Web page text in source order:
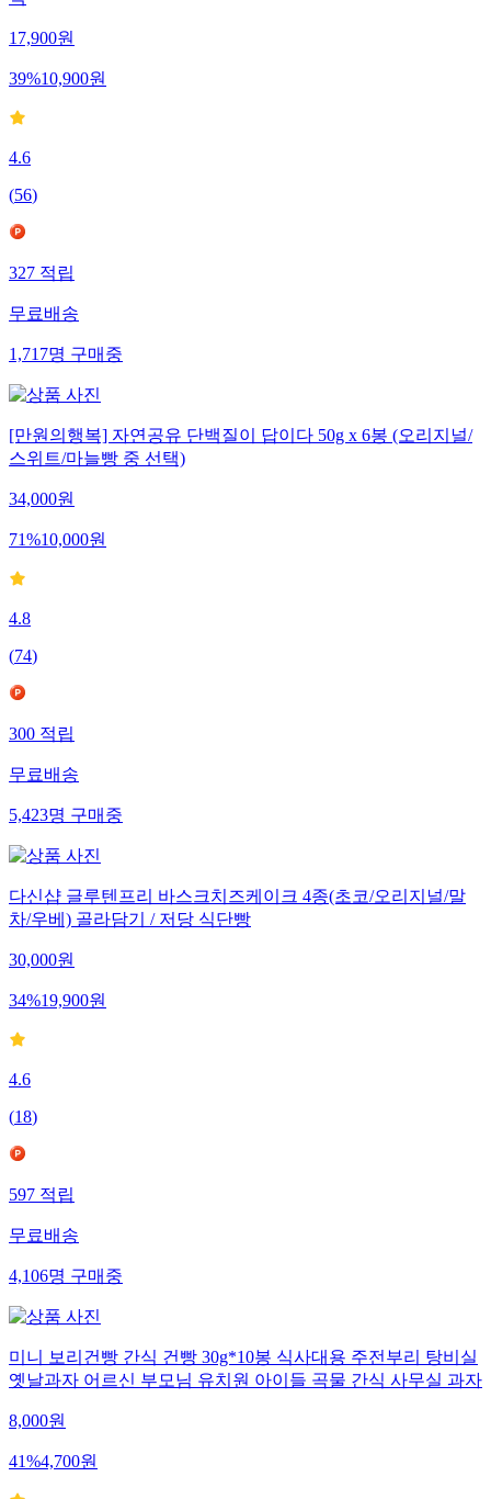
17,900원
39%10,900원
4.6
(56)
327 적립
무료배송
1,717명 구매중
[만원의행복] 자연공유 단백질이 답이다 50g x 6봉 (오리지널/
스위트/마늘빵 중 선택)
34,000원
71%10,000원
4.8
(74)
300 적립
무료배송
5,423명 구매중
다신샵 글루텐프리 바스크치즈케이크 4종(초코/오리지널/말
차/우베) 골라담기 / 저당 식단빵
30,000원
34%19,900원
4.6
(18)
597 적립
무료배송
4,106명 구매중
미니 보리건빵 간식 건빵 30g*10봉 식사대용 주전부리 탕비실
옛날과자 어르신 부모님 유치원 아이들 곡물 간식 사무실 과자
8,000원
41%4,700원